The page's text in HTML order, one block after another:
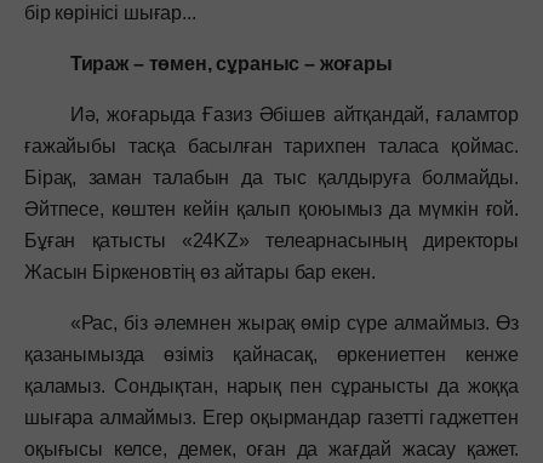
бір көрінісі шығар...
Тираж – төмен, сұраныс – жоғары
Иә, жоғарыда Ғазиз Әбішев айтқандай, ғаламтор
ғажайыбы тасқа басылған тарихпен таласа қоймас.
Бірақ, заман талабын да тыс қалдыруға болмайды.
Әйтпесе, көштен кейін қалып қоюымыз да мүмкін ғой.
Бұған қатысты «24KZ» телеарнасының директоры
Жасын Біркеновтің өз айтары бар екен.
«Рас, біз әлемнен жырақ өмір сүре алмаймыз. Өз
қазанымызда өзіміз қайнасақ, өркениеттен кенже
қаламыз. Сондықтан, нарық пен сұранысты да жоққа
шығара алмаймыз. Егер оқырмандар газетті гаджеттен
оқығысы келсе, демек, оған да жағдай жасау қажет.